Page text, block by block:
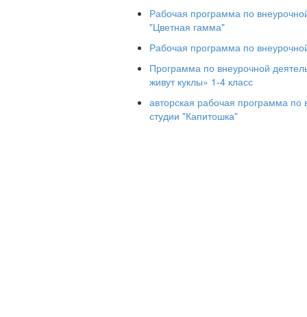
Вводное
декоративно-
прикладного
искусства»
Образы,
знаки в
Рабочая программа по
"Цветная гамма"
Рабочая программа по
Программа по внеурочной
живут куклы» 1-4 класс
авторская рабочая программа по
студии "Капитошка"